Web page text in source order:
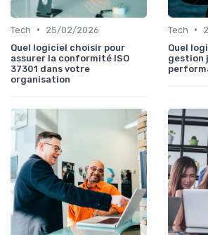
Tech •
25/02/2026
Quel logiciel choisir pour
assurer la conformité ISO
37301 dans votre
organisation
Tech •
Quel
gestion